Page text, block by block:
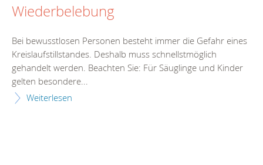
Wiederbelebung
Bei bewusstlosen Personen besteht immer die Gefahr eines
Kreislaufstillstandes. Deshalb muss schnellstmöglich
gehandelt werden. Beachten Sie: Für Säuglinge und Kinder
gelten besondere...
Weiterlesen